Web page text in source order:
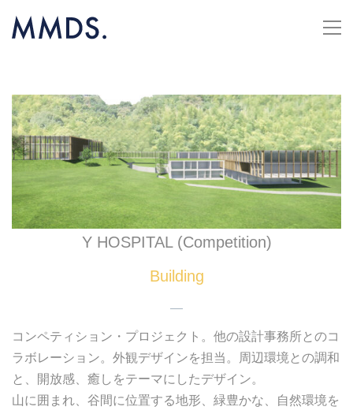
Y HOSPITAL (Competition)
Building
—
コンペティション・プロジェクト。他の設計事務所とのコ
ラボレーション。外観デザインを担当。周辺環境との調和
と、開放感、癒しをテーマにしたデザイン。
山に囲まれ、谷間に位置する地形、緑豊かな、自然環境を